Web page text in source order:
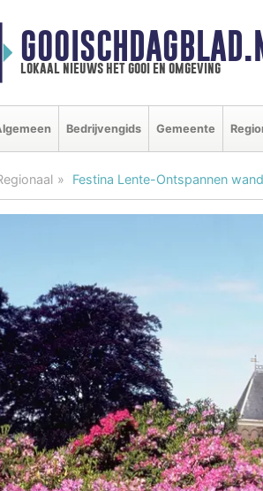
lokaal nieuws het gooi en omgeving
Bedrijvengids Gemeente
Festina Lente-Ontspannen